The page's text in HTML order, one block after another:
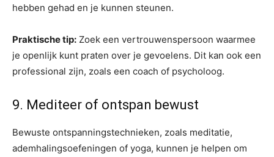
hebben gehad en je kunnen steunen.
Praktische tip: Zoek een vertrouwenspersoon waarmee
je openlijk kunt praten over je gevoelens. Dit kan ook een
professional zijn, zoals een coach of psycholoog.
9. Mediteer of ontspan bewust
Bewuste ontspanningstechnieken, zoals meditatie,
ademhalingsoefeningen of yoga, kunnen je helpen om